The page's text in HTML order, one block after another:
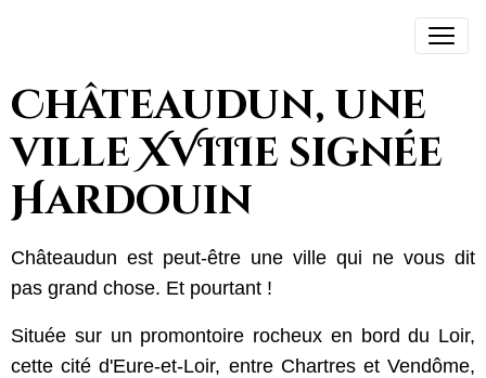
Châteaudun, une
ville XVIIIe signée
Hardouin
Châteaudun est peut-être une ville qui ne vous dit
pas grand chose. Et pourtant !
Située sur un promontoire rocheux en bord du Loir,
cette cité d'Eure-et-Loir, entre Chartres et Vendôme,